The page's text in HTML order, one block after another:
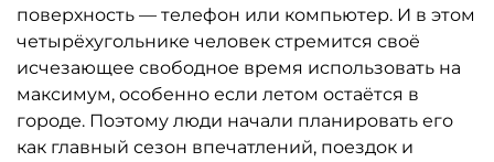
поверхность — телефон или компьютер. И в этом
четырёхугольнике человек стремится своё
исчезающее свободное время использовать на
максимум, особенно если летом остаётся в
городе. Поэтому люди начали планировать его
как главный сезон впечатлений, поездок и